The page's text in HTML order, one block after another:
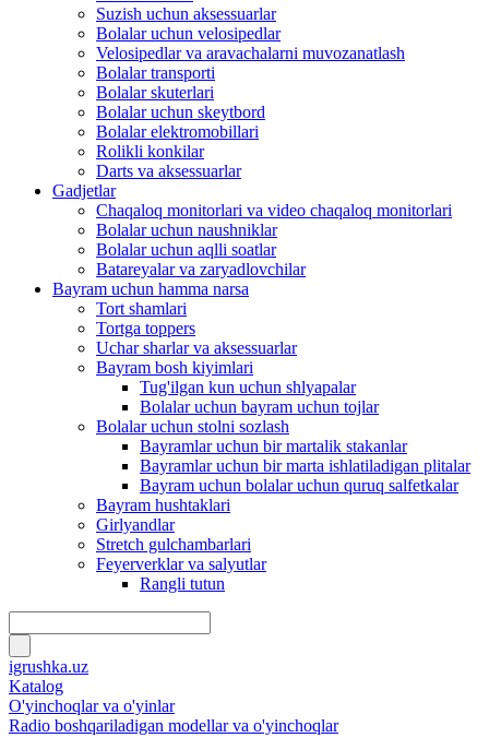
Suzish uchun aksessuarlar
Bolalar uchun velosipedlar
Velosipedlar va aravachalarni muvozanatlash
Bolalar transporti
Bolalar skuterlari
Bolalar uchun skeytbord
Bolalar elektromobillari
Rolikli konkilar
Darts va aksessuarlar
Gadjetlar
Chaqaloq monitorlari va video chaqaloq monitorlari
Bolalar uchun naushniklar
Bolalar uchun aqlli soatlar
Batareyalar va zaryadlovchilar
Bayram uchun hamma narsa
Tort shamlari
Tortga toppers
Uchar sharlar va aksessuarlar
Bayram bosh kiyimlari
Tug'ilgan kun uchun shlyapalar
Bolalar uchun bayram uchun tojlar
Bolalar uchun stolni sozlash
Bayramlar uchun bir martalik stakanlar
Bayramlar uchun bir marta ishlatiladigan plitalar
Bayram uchun bolalar uchun quruq salfetkalar
Bayram hushtaklari
Girlyandlar
Stretch gulchambarlari
Feyerverklar va salyutlar
Rangli tutun
igrushka.uz
Katalog
O'yinchoqlar va o'yinlar
Radio boshqariladigan modellar va o'yinchoqlar